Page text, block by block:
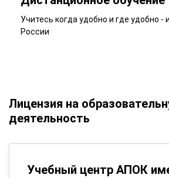
Учитесь когда удобно и где удобно -
России
Лицензия на
деятельность
Учебный центр АПОК